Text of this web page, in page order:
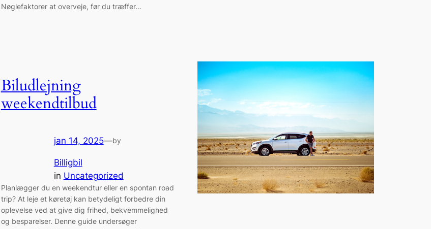
Nøglefaktorer at overveje, før du træffer…
Biludlejning
weekendtilbud
jan 14, 2025—by
Billigbil
in Uncategorized
Planlægger du en weekendtur eller en spontan road
trip? At leje et køretøj kan betydeligt forbedre din
oplevelse ved at give dig frihed, bekvemmelighed
og besparelser. Denne guide undersøger